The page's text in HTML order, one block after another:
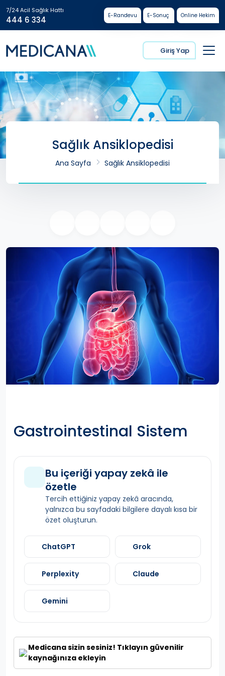
7/24 Acil Sağlık Hattı
444 6 334 E-Randevu E-Sonuç Online Hekim
Giriş Yap
Sağlık Ansiklopedisi
Ana Sayfa Sağlık Ansiklopedisi
Gastrointestinal Sistem
Bu içeriği yapay zekâ ile
özetle
Tercih ettiğiniz yapay zekâ aracında,
yalnızca bu sayfadaki bilgilere dayalı kısa bir
özet oluşturun.
ChatGPT Grok
Perplexity Claude
Gemini
Medicana sizin sesiniz! Tıklayın güvenilir
kaynağınıza ekleyin